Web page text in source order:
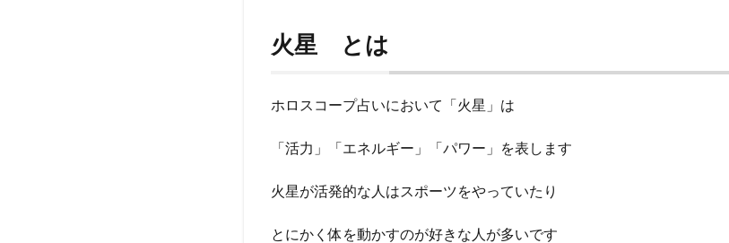
火星 とは
ホロスコープ占いにおいて「火星」は
「活力」「エネルギー」「パワー」を表します
火星が活発的な人はスポーツをやっていたり
とにかく体を動かすのが好きな人が多いです